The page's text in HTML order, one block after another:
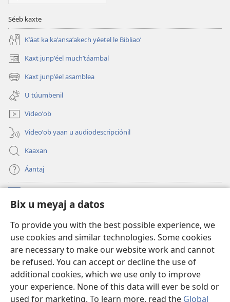
Bix u meyaj a datos
To provide you with the best possible experience, we
use cookies and similar technologies. Some cookies
are necessary to make our website work and cannot
be refused. You can accept or decline the use of
additional cookies, which we use only to improve
your experience. None of this data will ever be sold or
used for marketing. To learn more, read the Global
Séeb kaxte
Kʼáat ka kaʼansaʼakech yéetel le Bibliaoʼ
Kaxt junpʼéel muchʼtáambal
(opens
new
window)
Kaxt junpʼéel asamblea
(opens
new
window)
U túumbenil
Videoʼob
Videoʼob yaan u audiodescripciónil
Kaaxan
Áantaj
(opens
new
Biblioteca ich Internet tiʼ le Watchtoweroʼ™
(opens
new
window)JW Hub
(opens
new
window)Aplicación JW Library ®